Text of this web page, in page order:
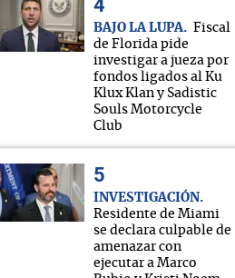
BAJO LA LUPA
Fiscal
de Florida pide
investigar a jueza por
fondos ligados al Ku
Klux Klan y Sadistic
Souls Motorcycle
Club
INVESTIGACIÓN
Residente de Miami
se declara culpable de
amenazar con
ejecutar a Marco